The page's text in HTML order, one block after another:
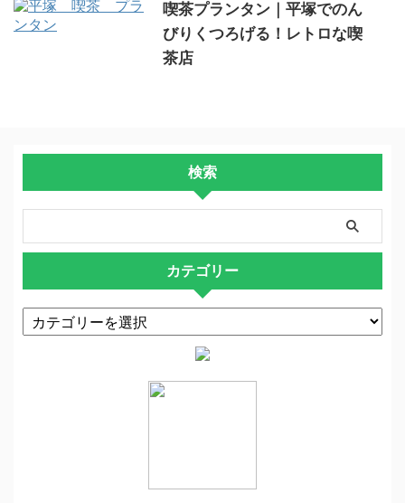
喫茶プランタン｜平塚でのん
びりくつろげる！レトロな喫
茶店
検索
カテゴリー